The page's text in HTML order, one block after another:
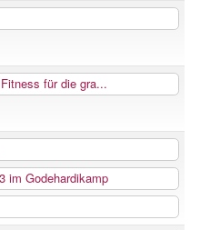
für die gra...
im Godehardikamp